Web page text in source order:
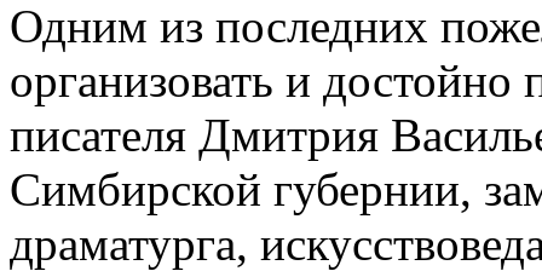
Одним из последних
организовать и
писателя Дмитрия
Симбирской губернии,
драматурга,